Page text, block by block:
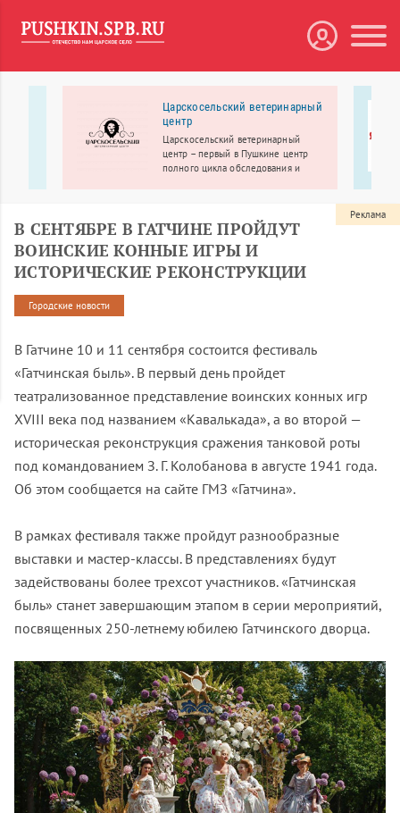
Царскосельский ветеринарный
центр
Царскосельский ветеринарный
центр – первый в Пушкине центр
полного цикла обследования и
В СЕНТЯБРЕ В ГАТЧИНЕ ПРОЙДУТ
ВОИНСКИЕ КОННЫЕ ИГРЫ И
ИСТОРИЧЕСКИЕ РЕКОНСТРУКЦИИ
Городские новости
В Гатчине 10 и 11 сентября состоится фестиваль
«Гатчинская быль». В первый день пройдет
театрализованное представление воинских конных игр
XVIII века под названием «Кавалькада», а во второй —
историческая реконструкция сражения танковой роты
под командованием З. Г. Колобанова в августе 1941 года.
Об этом сообщается на сайте ГМЗ «Гатчина».
В рамках фестиваля также пройдут разнообразные
выставки и мастер-классы. В представлениях будут
задействованы более трехсот участников. «Гатчинская
быль» станет завершающим этапом в серии мероприятий,
посвященных 250-летнему юбилею Гатчинского дворца.
Реклама